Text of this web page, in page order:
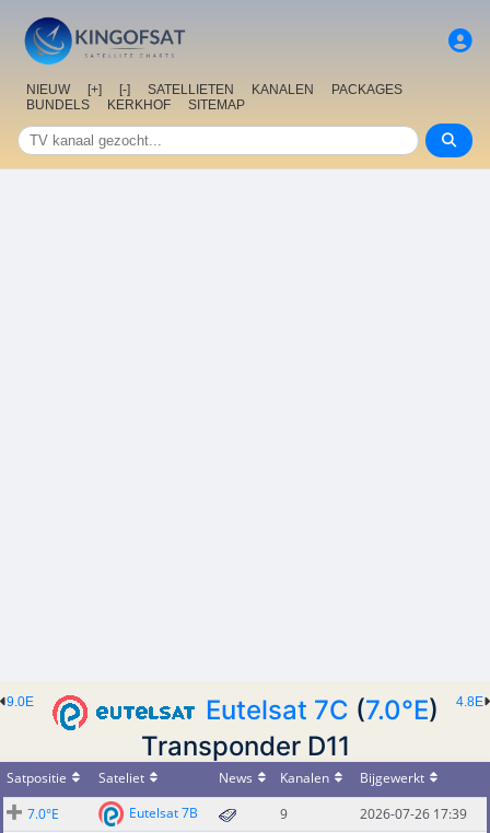
NIEUW [+] [-] SATELLIETEN KANALEN
PACKAGES
BUNDELS
KERKHOF SITEMAP
4.8E
9.0E Eutelsat 7C (7.0°E)
Transponder D11
Satpositie Sateliet News Kanalen
Bijgewerkt
7.0°E
Eutelsat 7B 9
2026-07-26 17:39